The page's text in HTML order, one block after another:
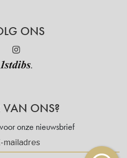
ONS
VAN ONS?
onze nieuwsbrief